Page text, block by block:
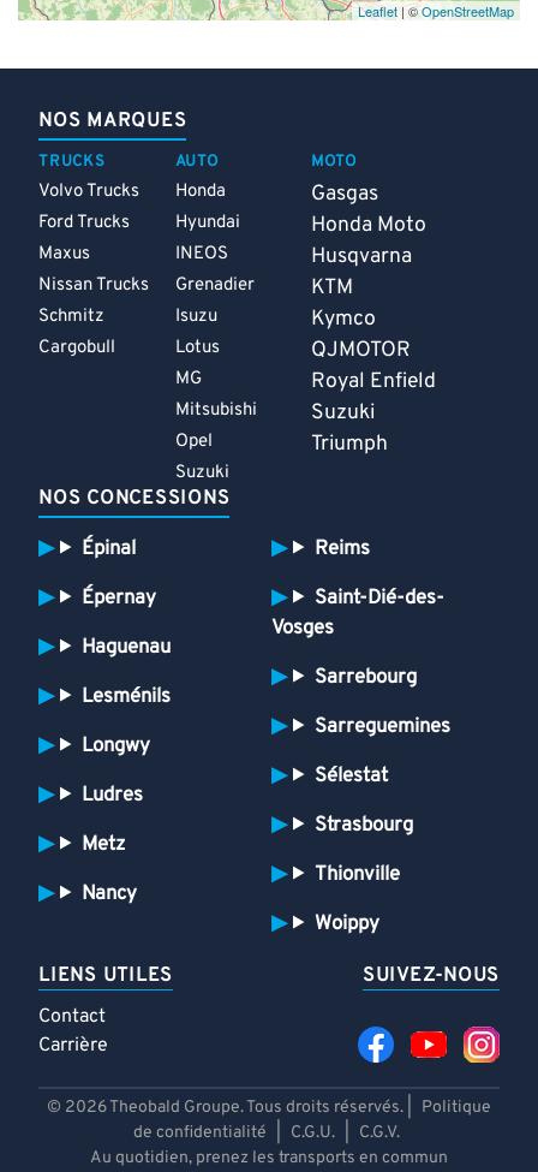
Leaflet| ©OpenStreetMap
NOS MARQUES
TRUCKS
Volvo Trucks
Ford Trucks
Maxus
Nissan Trucks
Schmitz
Cargobull
AUTO
Honda
Hyundai
INEOS
Grenadier
Isuzu
Lotus
MG
Mitsubishi
Opel
Suzuki
MOTO
Gasgas
Honda Moto
Husqvarna
KTM
Kymco
QJMOTOR
Royal Enfield
Suzuki
Triumph
NOS CONCESSIONS
Épinal
Épernay
Haguenau
Lesménils
Longwy
Ludres
Metz
Nancy
Reims
Saint-Dié-des-
Vosges
Sarrebourg
Sarreguemines
Sélestat
Strasbourg
Thionville
Woippy
LIENS UTILES
Contact
Carrière
SUIVEZ-NOUS
© 2026 Theobald Groupe. Tous droits réservés. |
Politique
de confidentialité
C.G.U.
C.G.V.
Au quotidien, prenez les transports en commun